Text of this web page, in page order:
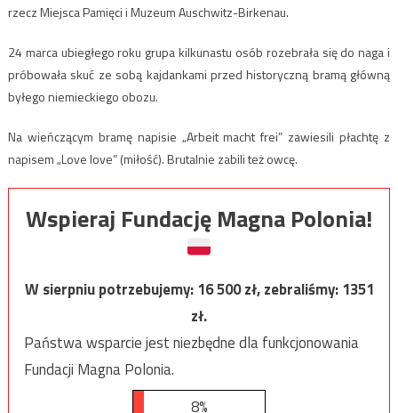
rzecz Miejsca Pamięci i Muzeum Auschwitz-Birkenau.
24 marca ubiegłego roku grupa kilkunastu osób rozebrała się do naga i
próbowała skuć ze sobą kajdankami przed historyczną bramą główną
byłego niemieckiego obozu.
Na wieńczącym bramę napisie „Arbeit macht frei” zawiesili płachtę z
napisem „Love love” (miłość). Brutalnie zabili też owcę.
Wspieraj Fundację Magna Polonia!
W sierpniu potrzebujemy:16 500zł, zebraliśmy:1351
zł.
Państwa wsparcie jest niezbędne dla funkcjonowania
Fundacji Magna Polonia.
8%